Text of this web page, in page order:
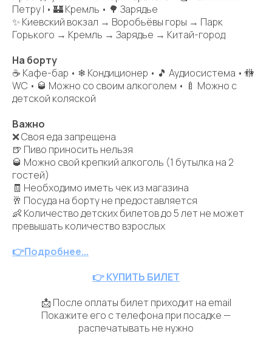
Петру I • 🏰 Кремль • 🌳 Зарядье
✨ Киевский вокзал → Воробьёвы горы → Парк
Горького → Кремль → Зарядье → Китай-город
На борту
☕ Кафе-бар • ❄ Кондиционер • 🎵 Аудиосистема • 🚻
WC • 🥃 Можно со своим алкоголем • 🍼 Можно с
детской коляской
Важно
❌ Своя еда запрещена
🍺 Пиво приносить нельзя
🥃 Можно свой крепкий алкоголь (1 бутылка на 2
гостей)
🧾 Необходимо иметь чек из магазина
🥂 Посуда на борту не предоставляется
👶 Количество детских билетов до 5 лет не может
превышать количество взрослых
👉Подробнее...
👉 КУПИТЬ БИЛЕТ
📩 После оплаты билет приходит на email
Покажите его с телефона при посадке —
распечатывать не нужно